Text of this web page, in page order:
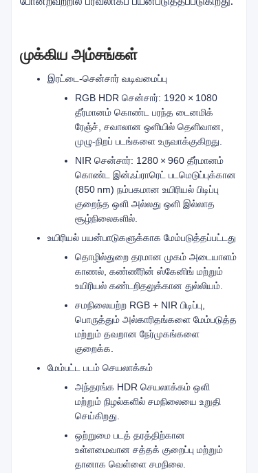
முக்கிய அம்சங்கள்
இரட்டை-சென்சார் வடிவமைப்பு
RGB HDR சென்சார்: 1920 × 1080
தீர்மானம் கொண்ட பரந்த டைனமிக்
ரேஞ்ச், சவாலான ஒளியில் தெளிவான,
முழு-நிறப் படங்களை உருவாக்குகிறது.
NIR சென்சார்: 1280 × 960 தீர்மானம்
கொண்ட இன்ஃப்ராரெட் படமெடுப்புக்கான
(850 nm) நம்பகமான உயிரியல் பிடிப்பு
குறைந்த ஒளி அல்லது ஒளி இல்லாத
சூழ்நிலைகளில்.
உயிரியல் பயன்பாடுகளுக்காக மேம்படுத்தப்பட்டது
தொழில்துறை தரமான முகம் அடையாளம்
காணல், கண்ணீரின் ஸ்கேனிங் மற்றும்
உயிரியல் கண்டறிதலுக்கான துல்லியம்.
சமநிலையற்ற RGB + NIR பிடிப்பு,
பொருத்தும் அல்காரிதங்களை மேம்படுத்த
மற்றும் தவறான நேர்முகங்களை
குறைக்க.
மேம்பட்ட படம் செயலாக்கம்
அந்தரங்க HDR செயலாக்கம் ஒளி
மற்றும் நிழல்களில் சமநிலையை உறுதி
செய்கிறது.
ஒற்றுமை படத் தரத்திற்கான
உள்ளமைவான சத்தக் குறைப்பு மற்றும்
தானாக வெள்ளை சமநிலை.